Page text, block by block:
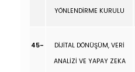
YÖNLENDİRME KURULU
45-
DİJİTAL DÖNÜŞÜM, VERİ
ANALİZİ VE YAPAY ZEKA